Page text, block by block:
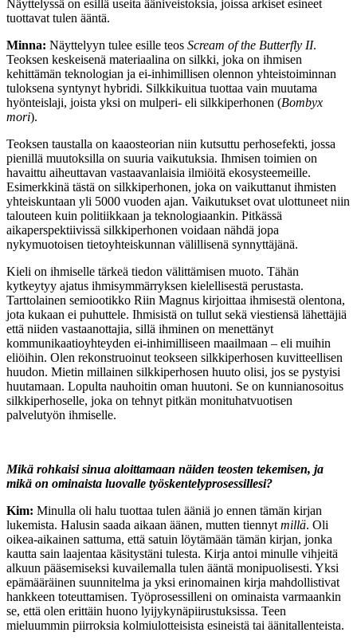
Näyttelyssä on esillä useita ääniveistoksia, joissa arkiset esineet
tuottavat tulen ääntä.
Minna: Näyttelyyn tulee esille teos Scream of the Butterfly II.
Teoksen keskeisenä materiaalina on silkki, joka on ihmisen
kehittämän teknologian ja ei-inhimillisen olennon yhteistoiminnan
tuloksena syntynyt hybridi. Silkkikuitua tuottaa vain muutama
hyönteislaji, joista yksi on mulperi- eli silkkiperhonen (Bombyx
mori).
Teoksen taustalla on kaaosteorian niin kutsuttu perhosefekti, jossa
pienillä muutoksilla on suuria vaikutuksia. Ihmisen toimien on
havaittu aiheuttavan vastaavanlaisia ilmiöitä ekosysteemeille.
Esimerkkinä tästä on silkkiperhonen, joka on vaikuttanut ihmisten
yhteiskuntaan yli 5000 vuoden ajan. Vaikutukset ovat ulottuneet niin
talouteen kuin politiikkaan ja teknologiaankin. Pitkässä
aikaperspektiivissä silkkiperhonen voidaan nähdä jopa
nykymuotoisen tietoyhteiskunnan välillisenä synnyttäjänä.
Kieli on ihmiselle tärkeä tiedon välittämisen muoto. Tähän
kytkeytyy ajatus ihmisymmärryksen kielellisestä perustasta.
Tarttolainen semiootikko Riin Magnus kirjoittaa ihmisestä olentona,
jota kukaan ei puhuttele. Ihmisistä on tullut sekä viestiensä lähettäjiä
että niiden vastaanottajia, sillä ihminen on menettänyt
kommunikaatioyhteyden ei-inhimilliseen maailmaan – eli muihin
eliöihin. Olen rekonstruoinut teokseen silkkiperhosen kuvitteellisen
huudon. Mietin millainen silkkiperhosen huuto olisi, jos se pystyisi
huutamaan. Lopulta nauhoitin oman huutoni. Se on kunnianosoitus
silkkiperhoselle, joka on tehnyt pitkän monituhatvuotisen
palvelutyön ihmiselle.
Mikä rohkaisi sinua aloittamaan näiden teosten tekemisen, ja
mikä on ominaista luovalle työskentelyprosessillesi?
Kim: Minulla oli halu tuottaa tulen ääniä jo ennen tämän kirjan
lukemista. Halusin saada aikaan äänen, mutten tiennyt millä. Oli
oikea-aikainen sattuma, että satuin löytämään tämän kirjan, jonka
kautta sain laajentaa käsitystäni tulesta. Kirja antoi minulle vihjeitä
alkuun pääsemiseksi kuvailemalla tulen ääntä monipuolisesti. Yksi
epämääräinen suunnitelma ja yksi erinomainen kirja mahdollistivat
hankkeen toteuttamisen. Työprosessilleni on ominaista varmaankin
se, että olen erittäin huono lyijykynäpiirustuksissa. Teen
mieluummin piirroksia kolmiulotteisista esineistä tai äänitallenteista.